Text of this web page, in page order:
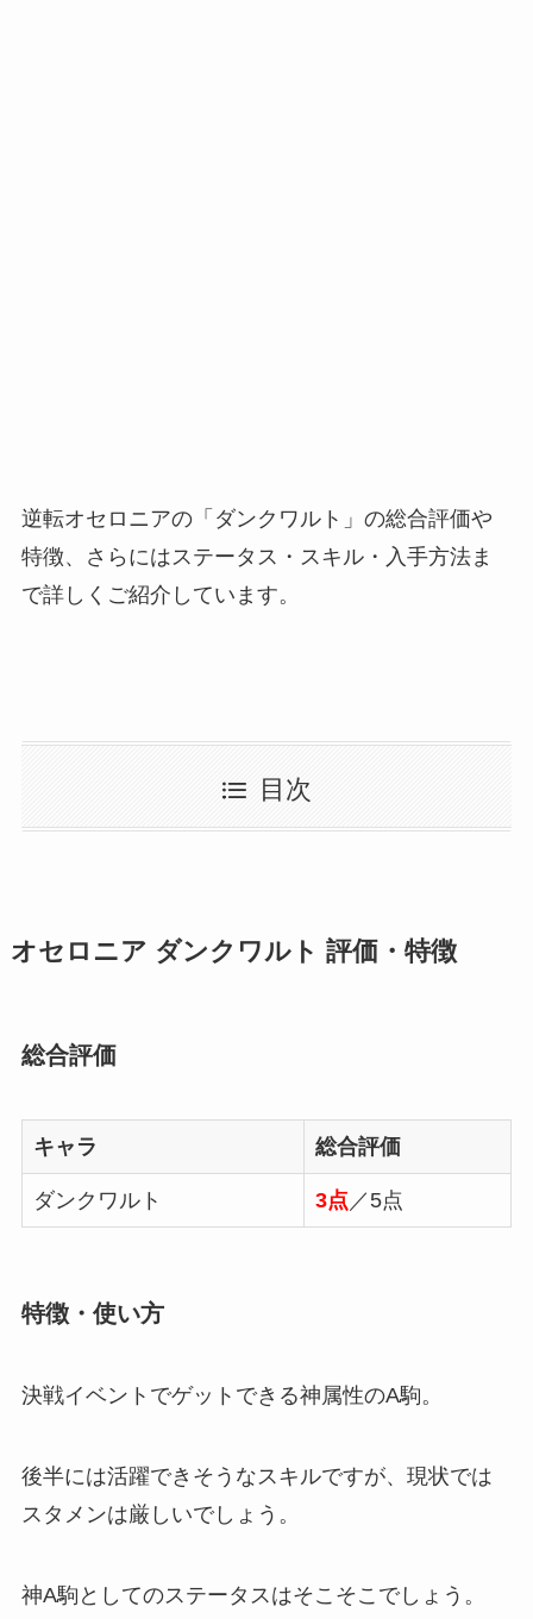
逆転オセロニアの「ダンクワルト」の総合評価や
特徴、さらにはステータス・スキル・入手方法ま
で詳しくご紹介しています。
目次
オセロニア ダンクワルト 評価・特徴
総合評価
キャラ 総合評価
ダンクワルト 3点 ／5点
特徴・使い方
決戦イベントでゲットできる神属性のA駒。
後半には活躍できそうなスキルですが、現状では
スタメンは厳しいでしょう。
神A駒としてのステータスはそこそこでしょう。